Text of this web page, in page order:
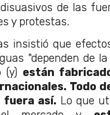
de las
y protestas.
insistió que
"dependen de la
(y) están
Todo
fuera así. Lo que